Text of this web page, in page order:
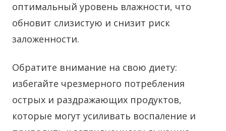
оптимальный уровень влажности, что
обновит слизистую и снизит риск
заложенности.
Обратите внимание на свою диету:
избегайте чрезмерного потребления
острых и раздражающих продуктов,
которые могут усиливать воспаление и